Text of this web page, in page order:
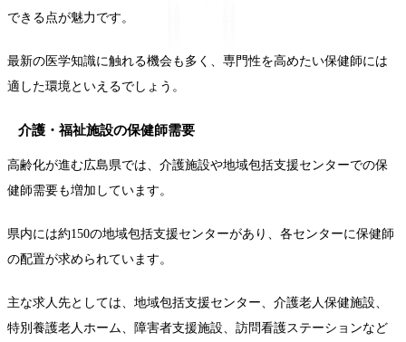
できる点が魅力です。
最新の医学知識に触れる機会も多く、専門性を高めたい保健師には
適した環境といえるでしょう。
介護・福祉施設の保健師需要
高齢化が進む広島県では、介護施設や地域包括支援センターでの保
健師需要も増加しています。
県内には約150の地域包括支援センターがあり、各センターに保健師
の配置が求められています。
主な求人先としては、地域包括支援センター、介護老人保健施設、
特別養護老人ホーム、障害者支援施設、訪問看護ステーションなど